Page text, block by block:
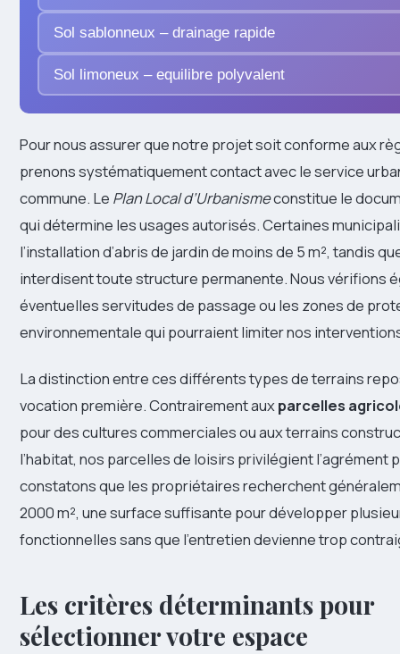
Sol sablonneux – drainage rapide
Sol limoneux – equilibre polyvalent
Pour nous assurer que notre projet soit conforme aux
prenons systématiquement contact avec le service
commune. Le Plan Local d’Urbanismeconstitue le
qui détermine les usages autorisés. Certaines
l’installation d’abris de jardin de moins de 5 m², tandis
interdisent toute structure permanente. Nous vérifions
éventuelles servitudes de passage ou les zones de
environnementale qui pourraient limiter nos
La distinction entre ces différents types de terrains
vocation première. Contrairement auxparcelles
pour des cultures commerciales ou aux terrains
l’habitat, nos parcelles de loisirs privilégient l’agrément
constatons que les propriétaires recherchent
2000 m², une surface suffisante pour développer
fonctionnelles sans que l’entretien devienne trop
Les critères déterminants pour
sélectionner votre espace